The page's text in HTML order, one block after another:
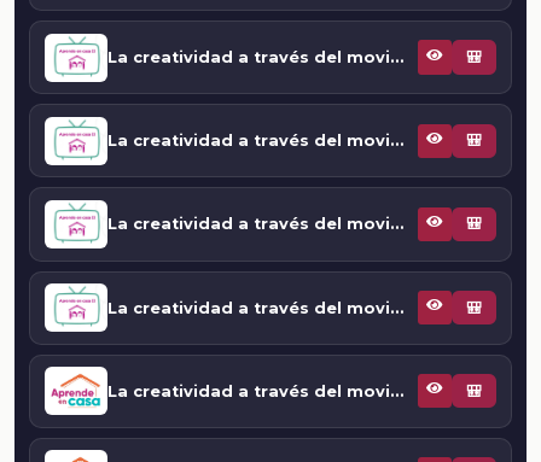
La creatividad a través del movimiento, "hockey sala" 🎒
La creatividad a través del movimiento, “no puedo dejar de botar” 🎒
La creatividad a través del movimiento, “tenis de mesa” 🎒
La creatividad a través del movimiento: retos con cuerda 🎒
La creatividad a través del movimiento: tiro y me divierto 🎒